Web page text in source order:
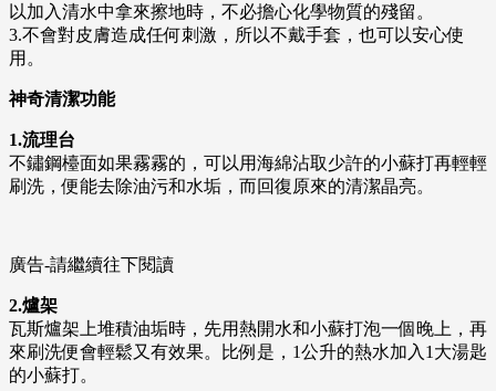
以加入清水中拿來擦地時，不必擔心化學物質的殘留。
3.不會對皮膚造成任何刺激，所以不戴手套，也可以安心使
用。
神奇清潔功能
1.流理台
不鏽鋼檯面如果霧霧的，可以用海綿沾取少許的小蘇打再輕輕
刷洗，便能去除油污和水垢，而回復原來的清潔晶亮。
廣告-請繼續往下閱讀
2.爐架
瓦斯爐架上堆積油垢時，先用熱開水和小蘇打泡一個晚上，再
來刷洗便會輕鬆又有效果。比例是，1公升的熱水加入1大湯匙
的小蘇打。